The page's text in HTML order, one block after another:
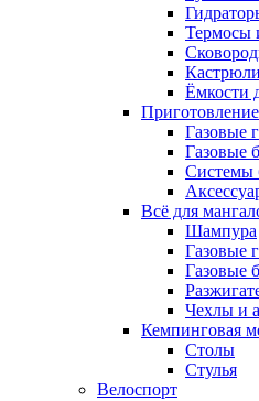
Термосы
Ёмкости
Газовые
Газовые
Системы
Всё для
Шампура
Газовые
Газовые
Чехлы и
Кемпинговая
Столы
Стулья
Велоспорт